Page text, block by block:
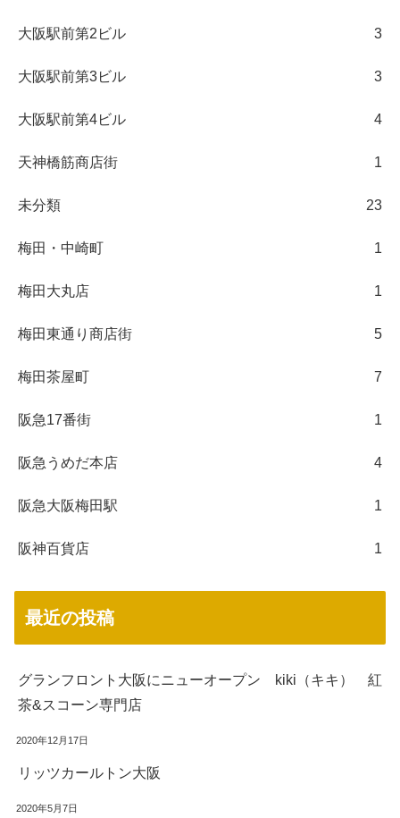
大阪駅前第2ビル 3
大阪駅前第3ビル 3
大阪駅前第4ビル 4
天神橋筋商店街 1
未分類 23
梅田・中崎町 1
梅田大丸店 1
梅田東通り商店街 5
梅田茶屋町 7
阪急17番街 1
阪急うめだ本店 4
阪急大阪梅田駅 1
阪神百貨店 1
最近の投稿
グランフロント大阪にニューオープン kiki（キキ） 紅
茶&スコーン専門店
2020年12月17日
リッツカールトン大阪
2020年5月7日